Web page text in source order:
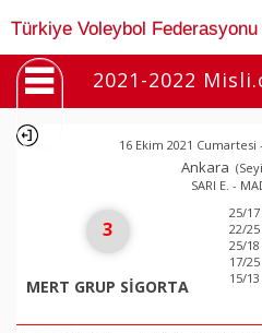
Türkiye Voleybol Federasyonu
2021-2022
16 Ekim 2021 Cumartesi
Ankara
SARI E. -
3
MERT GRUP SİGORTA
25/17
22/25
25/18
17/25
15/13